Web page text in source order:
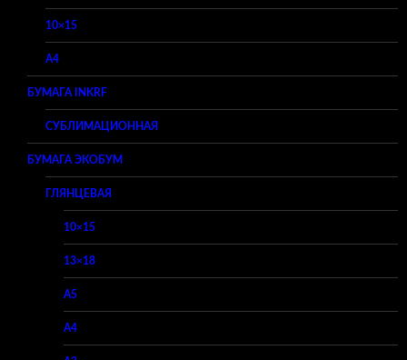
10×15
A4
БУМАГА INKRF
СУБЛИМАЦИОННАЯ
БУМАГА ЭКОБУМ
ГЛЯНЦЕВАЯ
10×15
13×18
A5
A4